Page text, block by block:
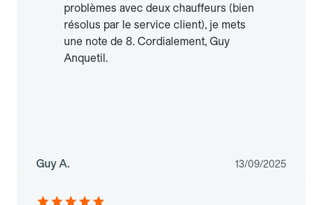
problèmes avec deux chauffeurs (bien
résolus par le service client), je mets
une note de 8. Cordialement, Guy
Anquetil.
Guy A. 13/09/2025